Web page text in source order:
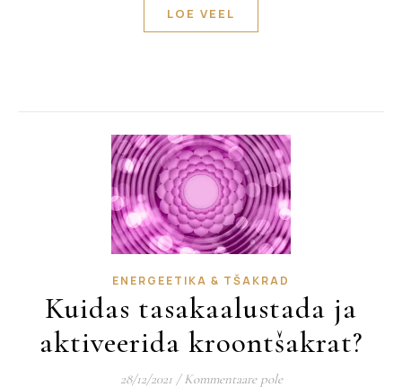
LOE VEEL
ENERGEETIKA & TŠAKRAD
Kuidas tasakaalustada ja
aktiveerida kroontšakrat?
28/12/2021 / Kommentaare pole